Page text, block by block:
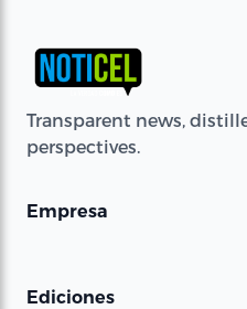
Transparent news,
perspectives.
Empresa
Ediciones